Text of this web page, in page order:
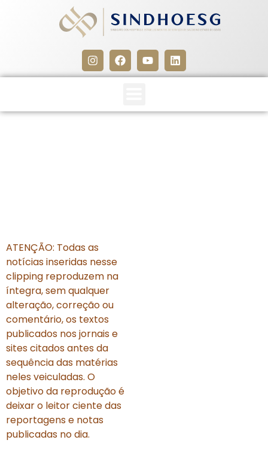
ATENÇÃO: Todas as
notícias inseridas nesse
clipping reproduzem na
íntegra, sem qualquer
alteração, correção ou
comentário, os textos
publicados nos jornais e
sites citados antes da
sequência das matérias
neles veiculadas. O
objetivo da reprodução é
deixar o leitor ciente das
reportagens e notas
publicadas no dia.